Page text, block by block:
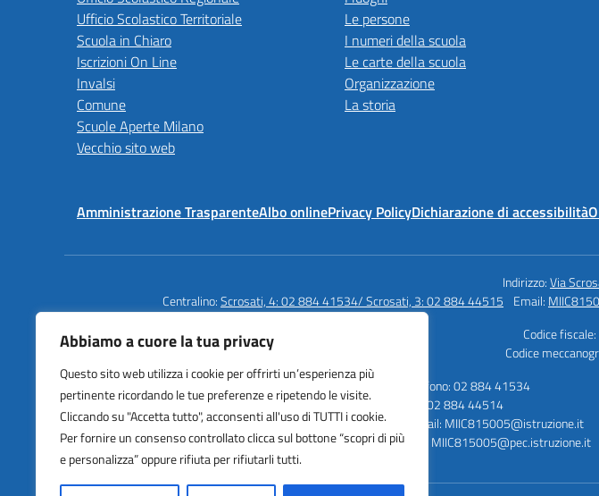
Abbiamo a cuore la tua privacy
Questo sito web utilizza i cookie per offrirti un’esperienza più
pertinente ricordando le tue preferenze e ripetendo le visite.
Cliccando su "Accetta tutto", acconsenti all'uso di TUTTI i cookie.
Per fornire un consenso controllato clicca sul bottone “scopri di più
e personalizza” oppure rifiuta per rifiutarli tutti.
Ufficio Scolastico Territoriale
Scuola in Chiaro
Iscrizioni On Line
Invalsi
Comune
Scuole Aperte Milano
Vecchio sito web
Le persone
I numeri della scuola
Le carte della scuola
Organizzazione
La storia
Amministrazione TrasparenteAlbo onlinePrivacy PolicyDichiarazione di accessibilità
Indirizzo:Via
Centralino:Scrosati, 4: 02 884 41534/ Scrosati, 3: 02 884 44515 Email:
Codice
Codice
Istituto Comprensivo Statale
Cardarelli | Massaua
Via Scrosati 3/4, Milano (MI)
Telefono: 02 884 41534
Fax: 02 884 44514
E-mail: MIIC815005@istruzione.it
PEC: MIIC815005@pec.istruzione.it